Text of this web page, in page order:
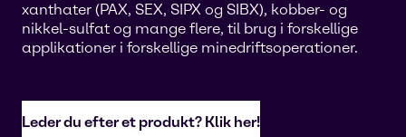
xanthater (PAX, SEX, SIPX og SIBX), kobber- og
nikkel-sulfat og mange flere, til brug i forskellige
applikationer i forskellige minedriftsoperationer.
Leder du efter et produkt? Klik her!